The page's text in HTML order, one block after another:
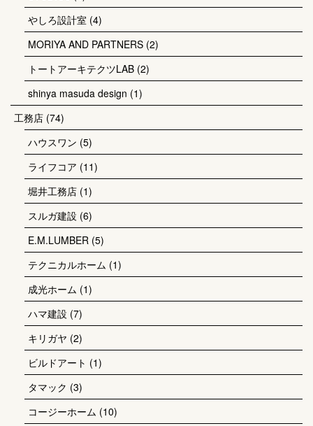
やしろ設計室 (4)
MORIYA AND PARTNERS (2)
トートアーキテクツLAB (2)
shinya masuda design (1)
工務店 (74)
ハウスワン (5)
ライフコア (11)
堀井工務店 (1)
スルガ建設 (6)
E.M.LUMBER (5)
テクニカルホーム (1)
成光ホーム (1)
ハマ建設 (7)
キリガヤ (2)
ビルドアート (1)
タマック (3)
コージーホーム (10)